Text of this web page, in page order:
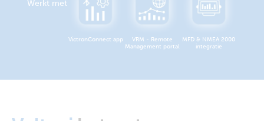
Werkt met
VictronConnect app
VRM - Remote
Management portal
MFD & NMEA 2000
integratie